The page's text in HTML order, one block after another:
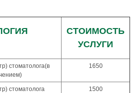
СТОИМОСТЬ
УСЛУГИ
стоматолога(в
1650
стоматолога
1500